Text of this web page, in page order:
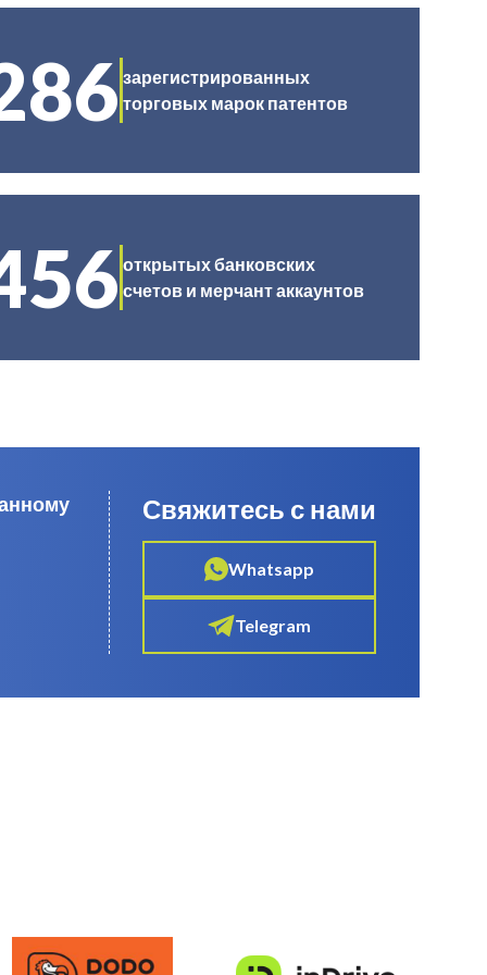
зарегистрированных
торговых марок патентов
открытых банковских
счетов и мерчант аккаунтов
Свяжитесь с нами
Whatsapp
Telegram